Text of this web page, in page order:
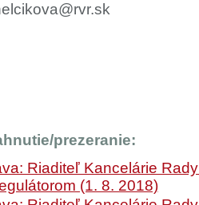
prezeranie:
Riaditeľ Kancelárie
(1. 8. 2018)